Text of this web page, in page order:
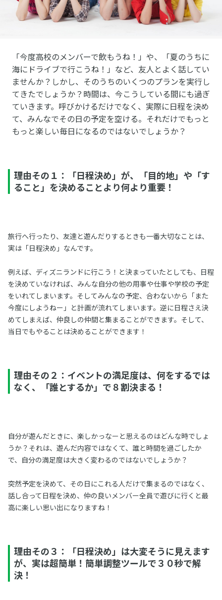
「今度高校のメンバーで飲もうね！」や、「夏のうちに
海にドライブで行こうね！」など、友人とよく話してい
ませんか？しかし、そのうちのいくつのプランを実行し
てきたでしょうか？時間は、今こうしている間にも過ぎ
ていきます。呼びかけるだけでなく、実際に日程を決め
て、みんなでその日の予定を空ける。それだけでもっと
もっと楽しい毎日になるのではないでしょうか？
理由その１：「日程決め」が、「目的地」や「す
ること」を決めることより何より重要！
旅行へ行ったり、友達と遊んだりするときも一番大切なことは、
実は「日程決め」なんです。
例えば、ディズニランドに行こう！と決まっていたとしても、日程
を決めていなければ、みんな自分の他の用事や仕事や学校の予定
をいれてしまいます。そしてみんなの予定、合わないから「また
今度にしようねー」と計画が流れてしまいます。逆に日程さえ決
めてしまえば、仲良しの仲間と集まることができます。そして、
当日でもやることは決めることができます！
理由その２：イベントの満足度は、何をするでは
なく、「誰とするか」で８割決まる！
自分が遊んだときに、楽しかっなーと思えるのはどんな時でしょ
うか？それは、遊んだ内容ではなくて、誰と時間を過ごしたか
で、自分の満足度は大きく変わるのではないでしょうか？
突然予定を決めて、その日にこれる人だけで集まるのではなく、
話し合って日程を決め、仲の良いメンバー全員で遊びに行くと最
高に楽しい思い出になりますね！
理由その３：「日程決め」は大変そうに見えます
が、実は超簡単！簡単調整ツールで３０秒で解
決！